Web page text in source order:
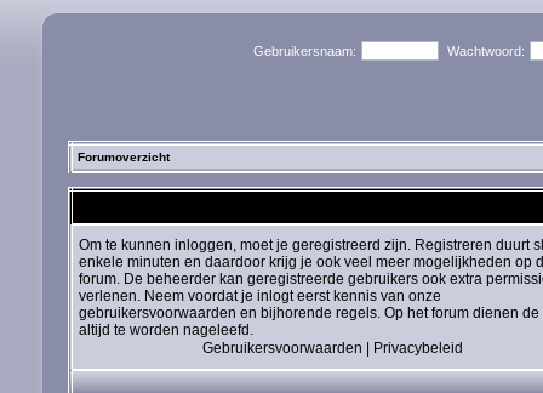
Gebruikersnaam: Wachtwoord:
Forumoverzicht
Om te kunnen inloggen, moet je geregistreerd zijn. Registreren duurt
enkele minuten en daardoor krijg je ook veel meer mogelijkheden op
forum. De beheerder kan geregistreerde gebruikers ook extra
verlenen. Neem voordat je inlogt eerst kennis van onze
gebruikersvoorwaarden en bijhorende regels. Op het forum dienen de
altijd te worden nageleefd.
Gebruikersvoorwaarden
Privacybeleid